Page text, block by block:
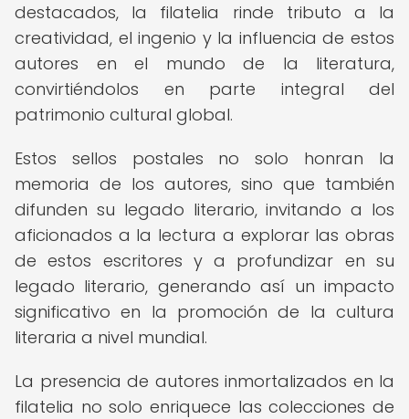
destacados, la filatelia rinde tributo a la
creatividad, el ingenio y la influencia de estos
autores en el mundo de la literatura,
convirtiéndolos en parte integral del
patrimonio cultural global.
Estos sellos postales no solo honran la
memoria de los autores, sino que también
difunden su legado literario, invitando a los
aficionados a la lectura a explorar las obras
de estos escritores y a profundizar en su
legado literario, generando así un impacto
significativo en la promoción de la cultura
literaria a nivel mundial.
La presencia de autores inmortalizados en la
filatelia no solo enriquece las colecciones de